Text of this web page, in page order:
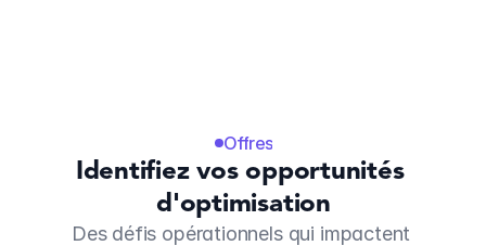
Offres
Identifiez vos opportunités
d'optimisation
Des défis opérationnels qui impactent